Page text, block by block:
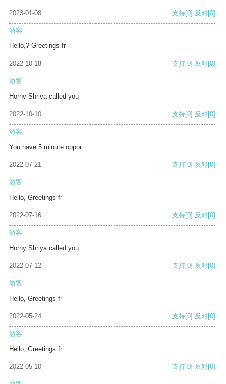
2023-01-08 支持[0] 反对[0]
游客
Hello,? Greetings fr
2022-10-18 支持[0] 反对[0]
游客
Horny Shriya called you
2022-10-10 支持[0] 反对[0]
游客
You have 5 minute oppor
2022-07-21 支持[0] 反对[0]
游客
Hello, Greetings fr
2022-07-16 支持[0] 反对[0]
游客
Horny Shriya called you
2022-07-12 支持[0] 反对[0]
游客
Hello, Greetings fr
2022-05-24 支持[0] 反对[0]
游客
Hello, Greetings fr
2022-05-10 支持[0] 反对[0]